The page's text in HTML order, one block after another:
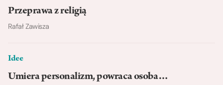
Przeprawa z religią
Rafał Zawisza
Idee
Umiera personalizm, powraca osoba…